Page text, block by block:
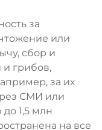
за
или
сбор и
и грибов,
за их
СМИ или
1,5 млн
на все